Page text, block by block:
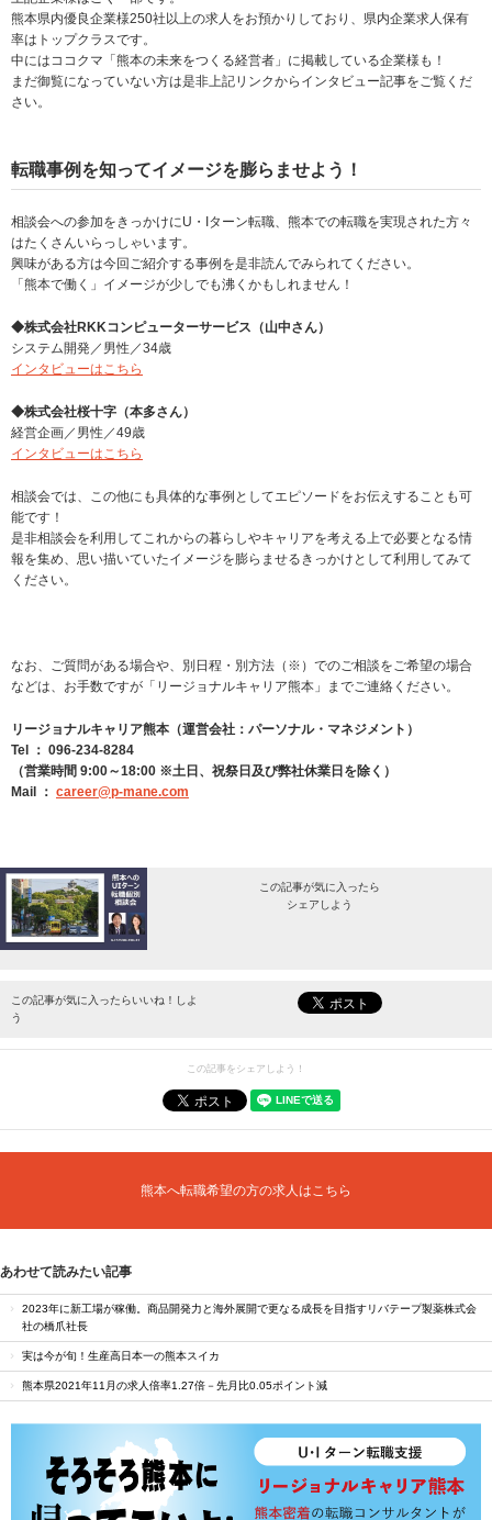
熊本県内優良企業様250社以上の求人をお預かりしており、県内企業求人保有
率はトップクラスです。
中にはココクマ「熊本の未来をつくる経営者」に掲載している企業様も！
まだ御覧になっていない方は是非上記リンクからインタビュー記事をご覧くだ
さい。
転職事例を知ってイメージを膨らませよう！
相談会への参加をきっかけにU・Iターン転職、熊本での転職を実現された方々
はたくさんいらっしゃいます。
興味がある方は今回ご紹介する事例を是非読んでみられてください。
「熊本で働く」イメージが少しでも沸くかもしれません！
◆株式会社RKKコンピューターサービス（山中さん）
システム開発／男性／34歳
インタビューはこちら
◆株式会社桜十字（本多さん）
経営企画／男性／49歳
インタビューはこちら
相談会では、この他にも具体的な事例としてエピソードをお伝えすることも可
能です！
是非相談会を利用してこれからの暮らしやキャリアを考える上で必要となる情
報を集め、思い描いていたイメージを膨らませるきっかけとして利用してみて
ください。
なお、ご質問がある場合や、別日程・別方法（※）でのご相談をご希望の場合
などは、お手数ですが「リージョナルキャリア熊本」までご連絡ください。
リージョナルキャリア熊本（運営会社：パーソナル・マネジメント）
Tel ： 096-234-8284
（営業時間 9:00～18:00 ※土日、祝祭日及び弊社休業日を除く）
Mail ： career@p-mane.com
この記事が気に入ったら
シェアしよう
最新情報をお届けします。
この記事が気に入ったらいいね！しよ
う
この記事をシェアしよう！
熊本へ転職希望の方の求人はこちら
あわせて読みたい記事
2023年に新工場が稼働。商品開発力と海外展開で更なる成長を目指すリバテープ製薬株式会
社の橋爪社長
実は今が旬！生産高日本一の熊本スイカ
熊本県2021年11月の求人倍率1.27倍－先月比0.05ポイント減